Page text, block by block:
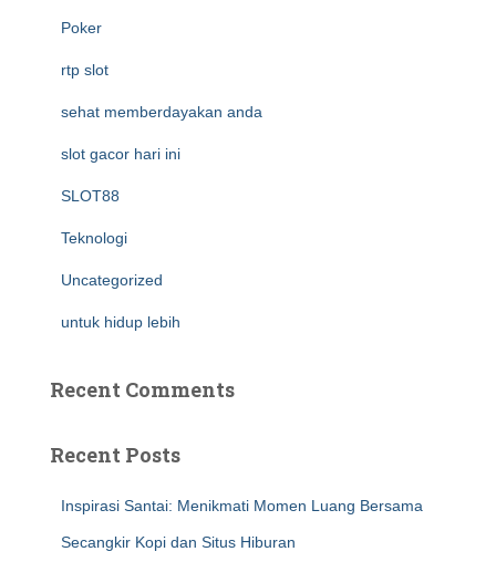
Poker
rtp slot
sehat memberdayakan anda
slot gacor hari ini
SLOT88
Teknologi
Uncategorized
untuk hidup lebih
Recent Comments
Recent Posts
Inspirasi Santai: Menikmati Momen Luang Bersama
Secangkir Kopi dan Situs Hiburan